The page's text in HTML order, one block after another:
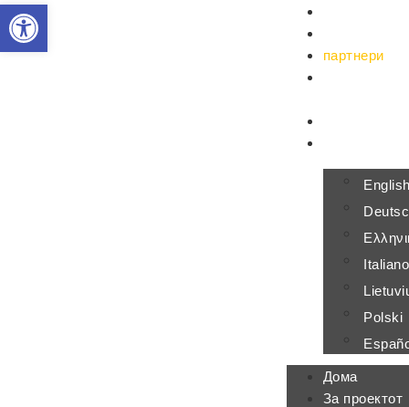
партнери
Italiano
Polski
Дома
За проектот
Open toolbar